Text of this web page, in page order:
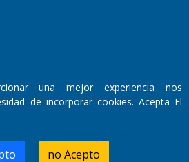
855,
una mejor experiencia nos
de incorporar cookies. Acepta El
no Acepto